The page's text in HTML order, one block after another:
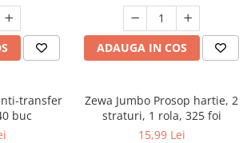
ADAUGA IN COS
transfer
buc
Zewa Jumbo Prosop hartie, 2
straturi, 1 rola, 325 foi
15,99 Lei